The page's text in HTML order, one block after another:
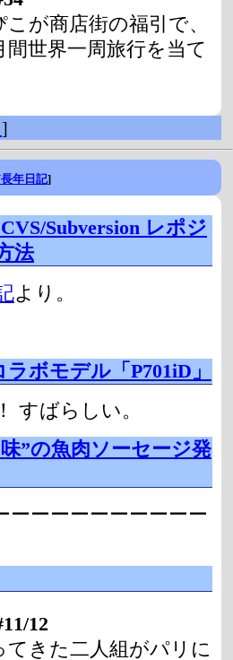
が商店街の福引で、
間世界一周旅行を当て
]
長年日記]
Subversion レポジ
法
より。
ボモデル「P701iD」
すばらしい。
”の魚肉ソーセージ発
ーーーーーーーーーー
12
てきた二人組がパリに